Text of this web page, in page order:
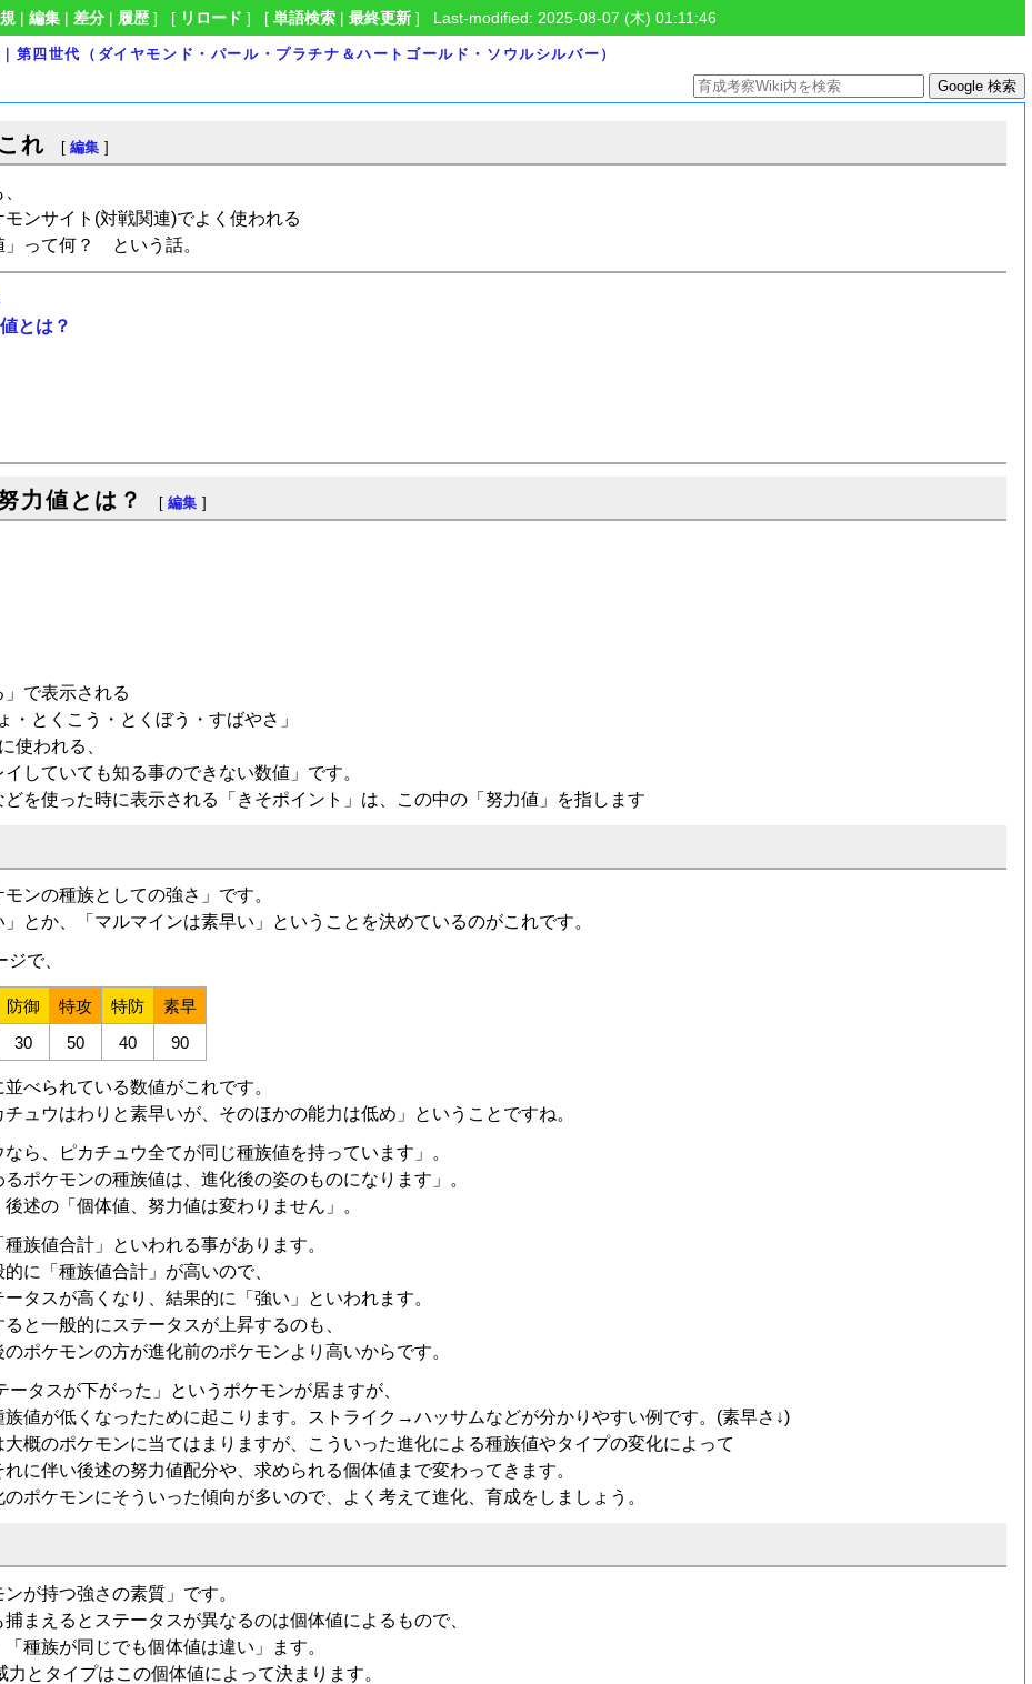
| 編集| 差分| 履歴] [ リロード ] [ 単語検索| 最終更新] Last-modified: 2025-08-07 (木) 01:11:46
第四世代（ダイヤモンド・パール・プラチナ＆ハートゴールド・ソウルシルバー）
れ [ 編集 ]
ンサイト(対戦関連)でよく使われる
」って何？ という話。
とは？
力値とは？ [ 編集 ]
で表示される
・とくこう・とくぼう・すばやさ」
使われる、
イしていても知る事のできない数値」です。
を使った時に表示される「きそポイント」は、この中の「努力値」を指します
ンの種族としての強さ」です。
」とか、「マルマインは素早い」ということを決めているのがこれです。
ジで、
防御 特攻 特防
素早
30 50 40 90
べられている数値がこれです。
ュウはわりと素早いが、そのほかの能力は低め」ということですね。
ら、ピカチュウ全てが同じ種族値を持っています」。
ポケモンの種族値は、進化後の姿のものになります」。
述の「個体値、努力値は変わりません」。
族値合計」といわれる事があります。
に「種族値合計」が高いので、
タスが高くなり、結果的に「強い」といわれます。
と一般的にステータスが上昇するのも、
のポケモンの方が進化前のポケモンより高いからです。
タスが下がった」というポケモンが居ますが、
値が低くなったために起こります。ストライク→ハッサムなどが分かりやすい例です。(素早さ↓)
概のポケモンに当てはまりますが、こういった進化による種族値やタイプの変化によって
に伴い後述の努力値配分や、求められる個体値まで変わってきます。
ポケモンにそういった傾向が多いので、よく考えて進化、育成をしましょう。
が持つ強さの素質」です。
まえるとステータスが異なるのは個体値によるもので、
種族が同じでも個体値は違い」ます。
力とタイプはこの個体値によって決まります。